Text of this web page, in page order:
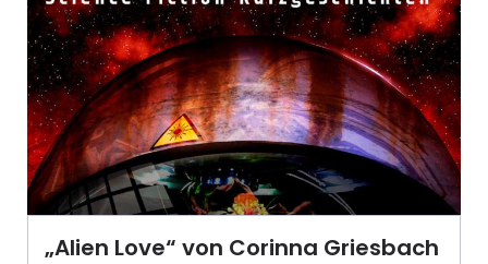
„Alien Love“ von Corinna Griesbach